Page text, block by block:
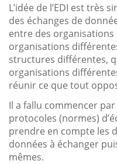
L’idée de l’EDI est très
des échanges de
entre des
organisations
structures différentes,
organisations
réunir ce que tout
Il a fallu commencer
protocoles (normes)
prendre en compte les
données à échanger
mêmes.